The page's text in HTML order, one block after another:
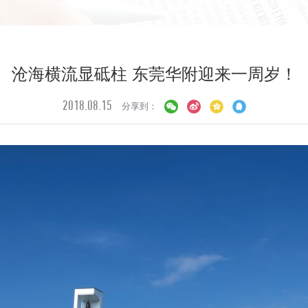
沧海横流显砥柱 东莞华附迎来一周岁！
2018.08.15 分享到：